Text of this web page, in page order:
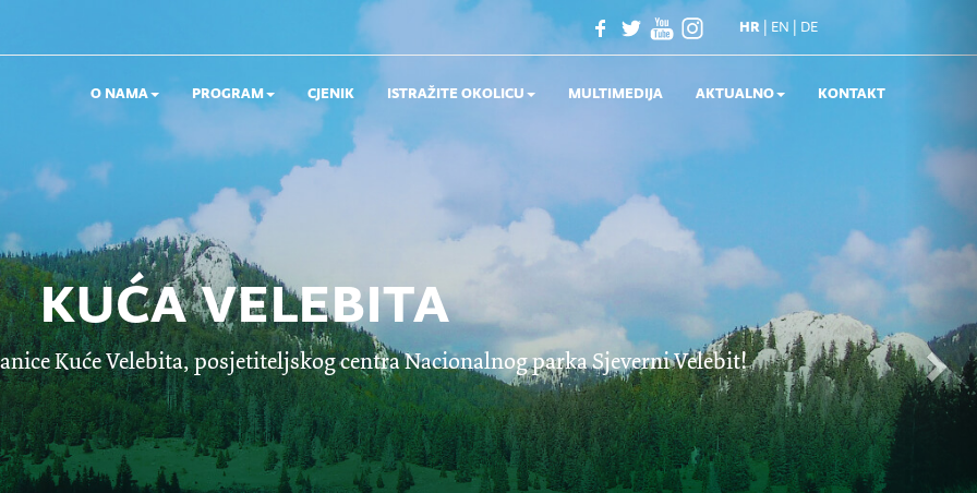
HR | EN | DE
O NAMA PROGRAM CJENIK ISTRAŽITE OKOLICU MULTIMEDIJA AKTUALNO KONTAKT
kuća velebita
Kuće Velebita, posjetiteljskog centra Nacionalnog parka Sjeverni Velebit!